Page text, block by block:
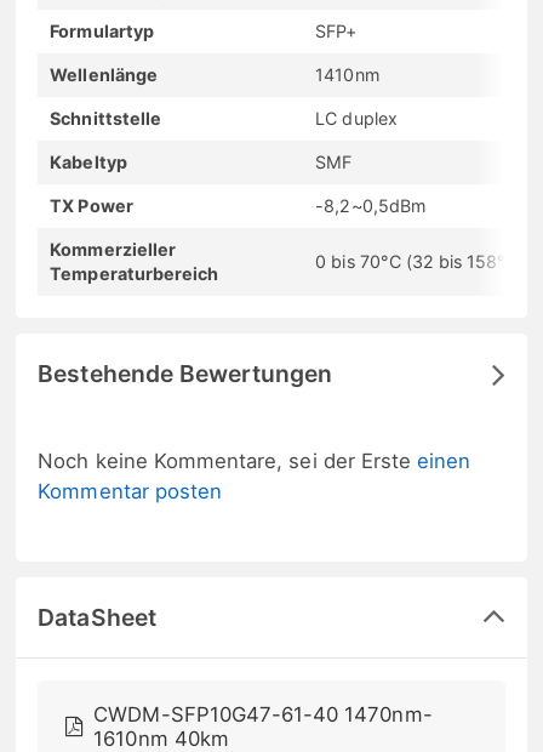
Formulartyp SFP+
Wellenlänge 1410nm
Schnittstelle LC duplex
Kabeltyp SMF
TX Power -8,2~0,5dBm
Kommerzieller
Temperaturbereich
0 bis 70°C (32 bis 158°F)
Bestehende Bewertungen
Noch keine Kommentare, sei der Ersteeinen
Kommentar posten
DataSheet
CWDM-SFP10G47-61-40 1470nm-
1610nm 40km